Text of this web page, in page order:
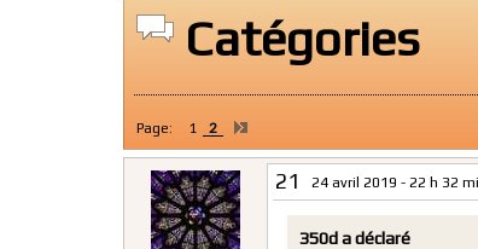
Catégories
Page: 1 2
21 24 avril 2019 - 22 h 32
350d a déclaré